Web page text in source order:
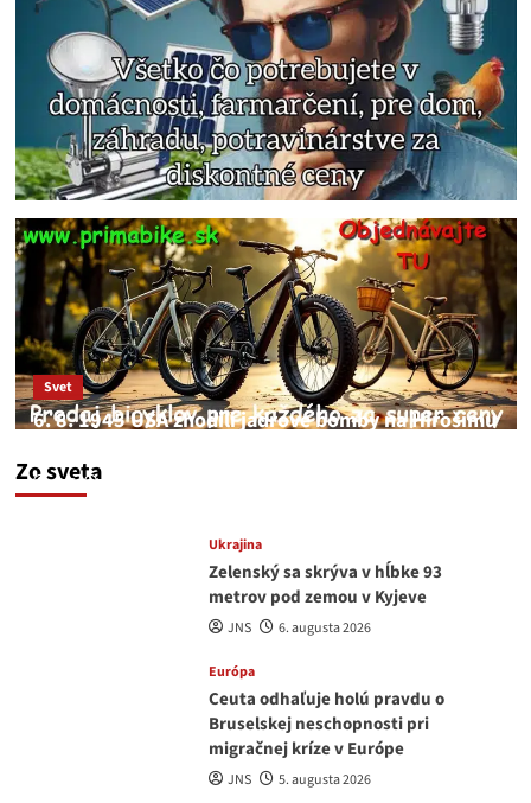
Zo sveta
Svet
6. 8. 1945 USA zhodili jadrové bomby na Hirošimu
JNS
Ukrajina
Zelenský sa skrýva v hĺbke 93
metrov pod zemou v Kyjeve
JNS 6. augusta 2026
Európa
Ceuta odhaľuje holú pravdu o
Bruselskej neschopnosti pri
migračnej kríze v Európe
JNS 5. augusta 2026